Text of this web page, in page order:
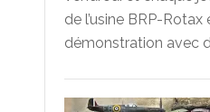
de l’usine BRP-
démonstration avec